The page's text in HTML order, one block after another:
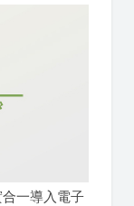
一導入電子